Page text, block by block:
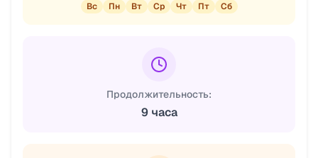
Вс Пн Вт Ср Чт Пт Сб
Продолжительность:
9 часа